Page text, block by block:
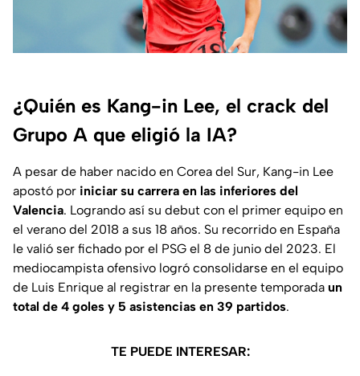
¿Quién es Kang-in Lee, el crack del
Grupo A que eligió la IA?
A pesar de haber nacido en Corea del Sur, Kang-in Lee
apostó por iniciar su carrera en las inferiores del
Valencia. Logrando así su debut con el primer equipo en
el verano del 2018 a sus 18 años. Su recorrido en España
le valió ser fichado por el PSG el 8 de junio del 2023. El
mediocampista ofensivo logró consolidarse en el equipo
de Luis Enrique al registrar en la presente temporada un
total de 4 goles y 5 asistencias en 39 partidos.
TE PUEDE INTERESAR: